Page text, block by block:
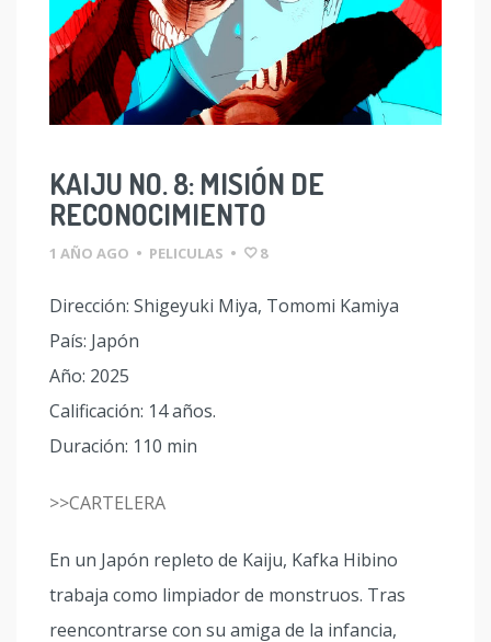
KAIJU NO. 8: MISIÓN DE
RECONOCIMIENTO
1 AÑO AGO • PELICULAS • 8
Dirección: Shigeyuki Miya, Tomomi Kamiya
País: Japón
Año: 2025
Calificación: 14 años.
Duración: 110 min
>>CARTELERA
En un Japón repleto de Kaiju, Kafka Hibino
trabaja como limpiador de monstruos. Tras
reencontrarse con su amiga de la infancia,